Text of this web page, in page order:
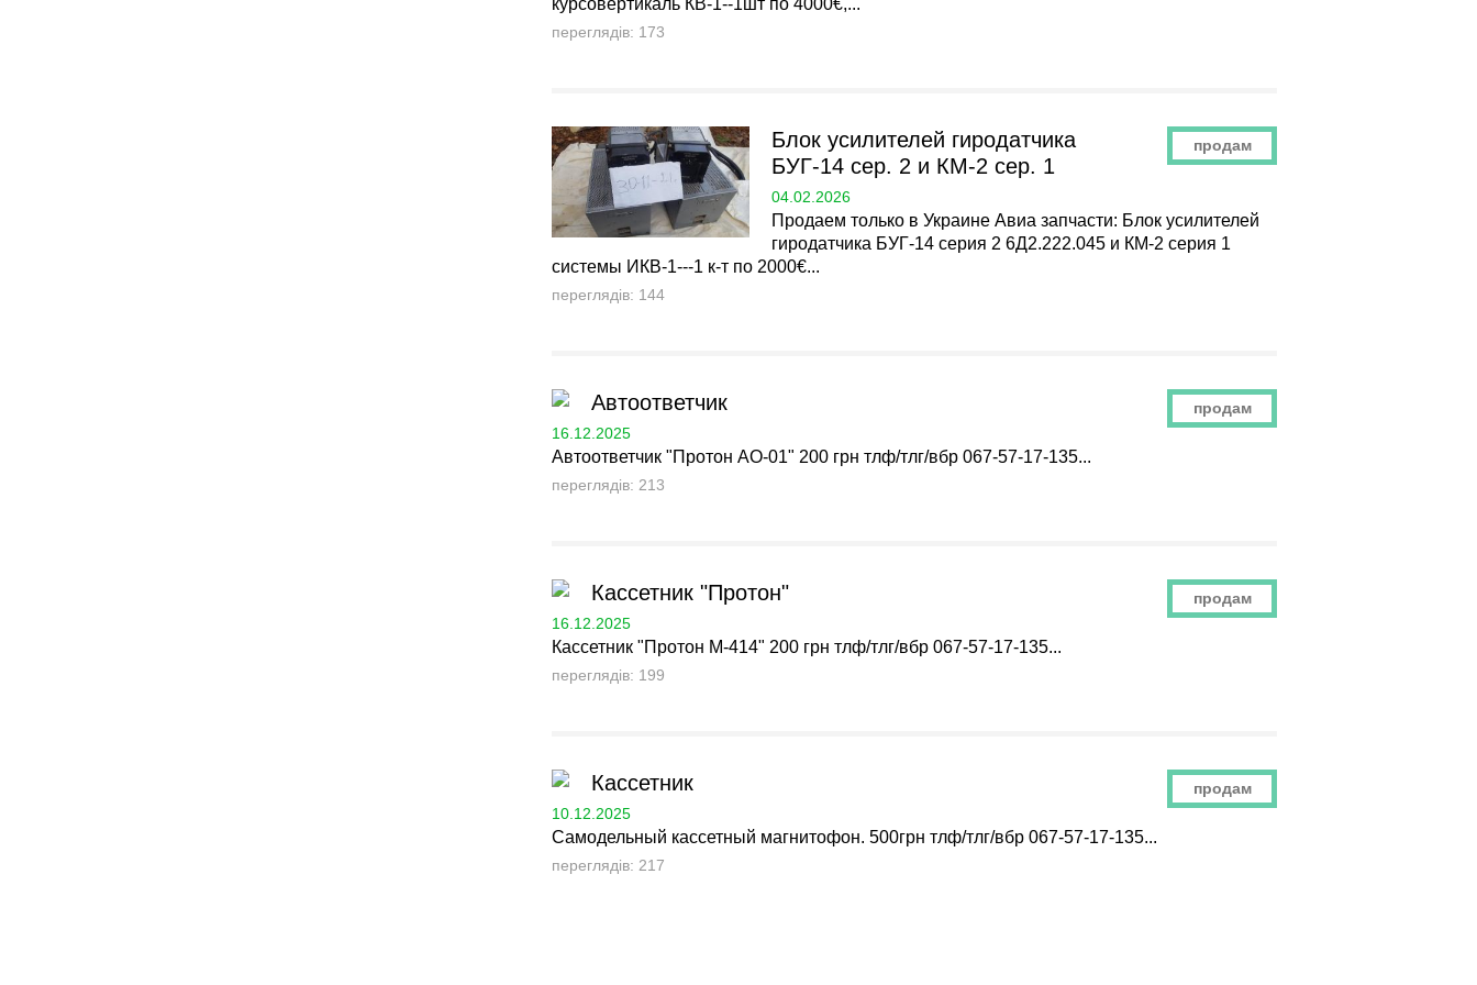
курсовертикаль КВ-1--1шт по 4000€,...
переглядів: 173
продам
Блок усилителей гиродатчика
БУГ-14 сер. 2 и КМ-2 сер. 1
04.02.2026
Продаем только в Украине Авиа запчасти: Блок усилителей
гиродатчика БУГ-14 серия 2 6Д2.222.045 и КМ-2 серия 1
системы ИКВ-1---1 к-т по 2000€...
переглядів: 144
продам
Автоответчик
16.12.2025
Автоответчик "Протон АО-01" 200 грн тлф/тлг/вбр 067-57-17-135...
переглядів: 213
продам
Кассетник "Протон"
16.12.2025
Кассетник "Протон М-414" 200 грн тлф/тлг/вбр 067-57-17-135...
переглядів: 199
продам
Кассетник
10.12.2025
Самодельный кассетный магнитофон. 500грн тлф/тлг/вбр 067-57-17-135...
переглядів: 217